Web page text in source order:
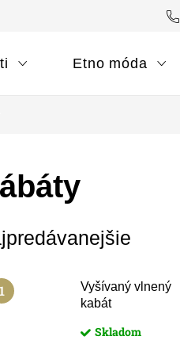
Etno móda
Vyšívaný vlnený
kabát
Skladom